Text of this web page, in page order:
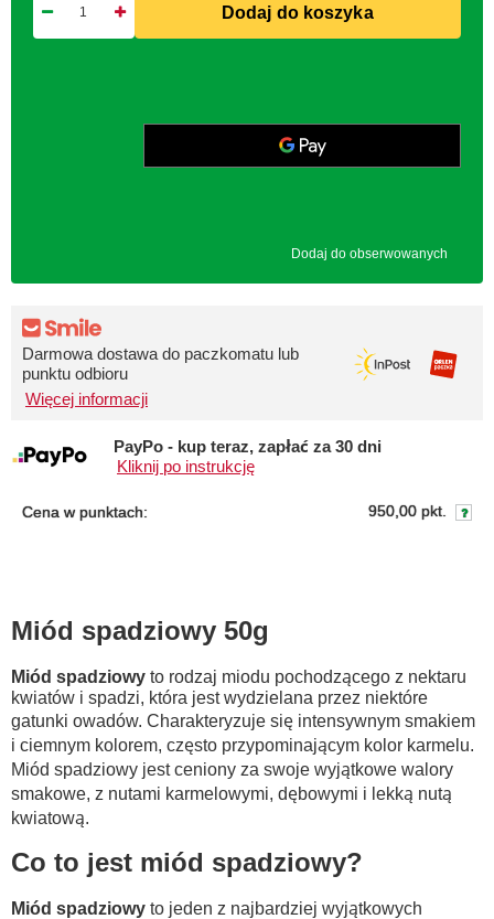
Dodaj do koszyka
Dodaj do obserwowanych
Darmowa dostawa do paczkomatu lub
punktu odbioru
Więcej informacji
PayPo - kup teraz, zapłać za 30 dni
Kliknij po instrukcję
Cena w punktach: 950,00 pkt.
Miód spadziowy 50g
Miód spadziowy to rodzaj miodu pochodzącego z nektaru
kwiatów i spadzi, która jest wydzielana przez niektóre
gatunki owadów. Charakteryzuje się intensywnym smakiem
i ciemnym kolorem, często przypominającym kolor karmelu.
Miód spadziowy jest ceniony za swoje wyjątkowe walory
smakowe, z nutami karmelowymi, dębowymi i lekką nutą
kwiatową.
Co to jest miód spadziowy?
Miód spadziowy to jeden z najbardziej wyjątkowych